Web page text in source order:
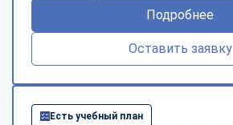
Подробнее
Оставить заявку
Есть учебный план